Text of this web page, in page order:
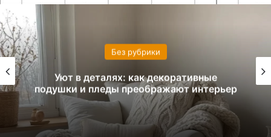
Без рубрики
Уют в деталях: как декоративные
подушки и пледы преображают интерьер